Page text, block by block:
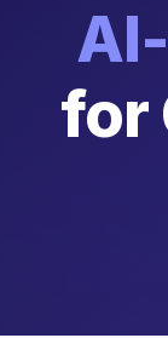
for